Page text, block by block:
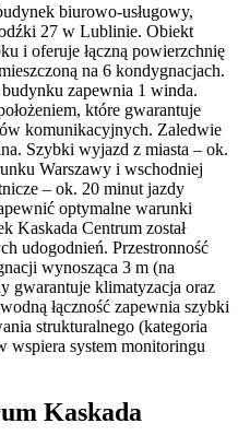
biurowo-usługowy,
27 w Lublinie. Obiekt
i oferuje łączną powierzchnię
na 6 kondygnacjach.
zapewnia 1 winda.
które gwarantuje
komunikacyjnych. Zaledwie
Szybki wyjazd z miasta – ok.
Warszawy i wschodniej
– ok. 20 minut jazdy
optymalne warunki
Kaskada Centrum został
udogodnień. Przestronność
wynosząca 3 m (na
gwarantuje klimatyzacja oraz
łączność zapewnia szybki
strukturalnego (kategoria
wspiera system monitoringu
Kaskada